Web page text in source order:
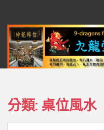
分類: 桌位風水